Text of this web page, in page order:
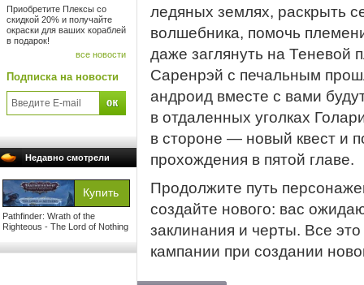
Приобретите Плексы со
скидкой 20% и получайте
окраски для ваших кораблей
в подарок!
все новости
Подписка на новости
Недавно смотрели
Pathfinder: Wrath of the
Righteous - The Lord of Nothing
ледяных землях, раскрыть
волшебника, помочь
даже заглянуть на Теневой
Саренрэй с печальным
андроид вместе с вами
в отдаленных уголках
в стороне — новый квест и
прохождения в пятой главе.
Продолжите путь
создайте нового: вас
заклинания и черты. Все
кампании при создании